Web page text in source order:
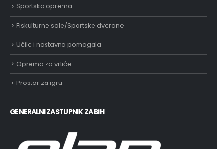
Sportska oprema
Fiskulturne sale/Sportske dvorane
Učila i nastavna pomagala
Oprema za vrtiće
Prostor za igru
GENERALNI ZASTUPNIK ZA BiH